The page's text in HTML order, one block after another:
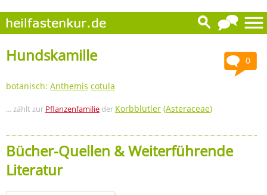
0
Hundskamille
botanisch: Anthemis cotula
... zählt zur Pflanzenfamilie der Korbblütler (Asteraceae)
Bücher-Quellen & Weiterführende
Literatur